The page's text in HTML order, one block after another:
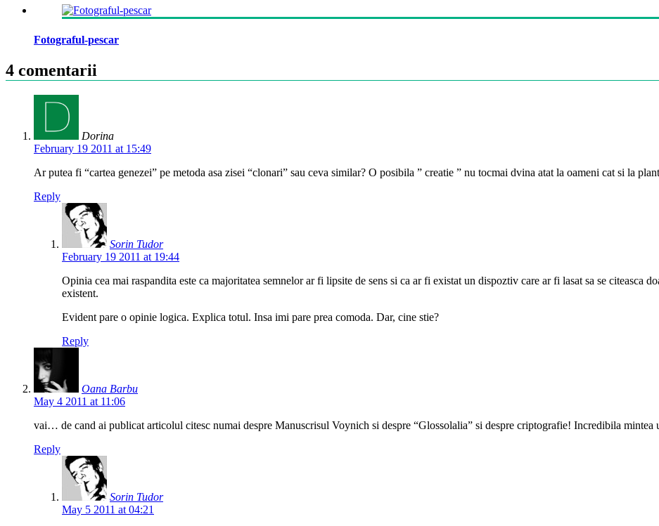
Fotograful-pescar
4 comentarii
Dorina
February 19 2011 at 15:49
Ar putea fi “cartea genezei” pe metoda asa zisei “clonari” sau ceva similar? O posibila ” creatie ” nu tocmai dvina atat la oameni cat si la
Reply
Sorin Tudor
February 19 2011 at 19:44
Opinia cea mai raspandita este ca majoritatea semnelor ar fi lipsite de sens si ca ar fi existat un dispoztiv care ar fi lasat sa se citeasca
existent.
Evident pare o opinie logica. Explica totul. Insa imi pare prea comoda. Dar, cine stie?
Reply
Oana Barbu
May 4 2011 at 11:06
vai… de cand ai publicat articolul citesc numai despre Manuscrisul Voynich si despre “Glossolalia” si despre criptografie! Incredibila mintea
Reply
Sorin Tudor
May 5 2011 at 04:21